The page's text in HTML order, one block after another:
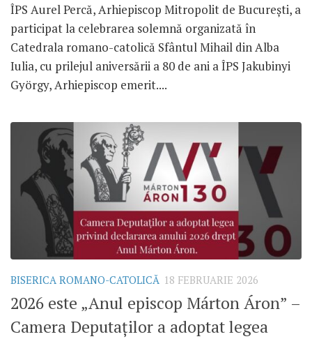
ÎPS Aurel Percă, Arhiepiscop Mitropolit de București, a
participat la celebrarea solemnă organizată în
Catedrala romano-catolică Sfântul Mihail din Alba
Iulia, cu prilejul aniversării a 80 de ani a ÎPS Jakubinyi
György, Arhiepiscop emerit....
BISERICA ROMANO-CATOLICĂ 18 FEBRUARIE 2026
2026 este „Anul episcop Márton Áron” –
Camera Deputaților a adoptat legea